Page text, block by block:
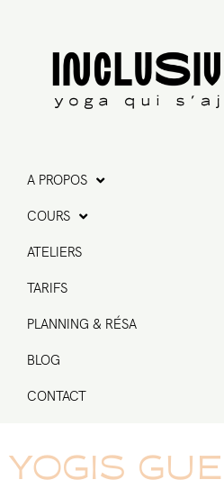
A PROPOS
COURS
ATELIERS
TARIFS
PLANNING & RÉSA
BLOG
CONTACT
YOGIS